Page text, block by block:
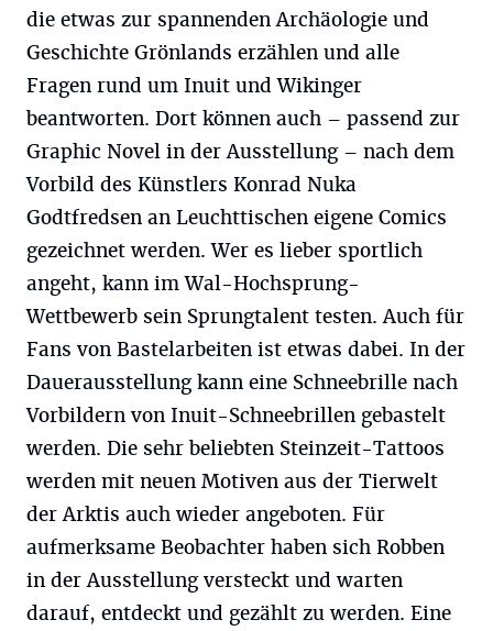
die etwas zur spannenden Archäologie und
Geschichte Grönlands erzählen und alle
Fragen rund um Inuit und Wikinger
beantworten. Dort können auch – passend zur
Graphic Novel in der Ausstellung – nach dem
Vorbild des Künstlers Konrad Nuka
Godtfredsen an Leuchttischen eigene Comics
gezeichnet werden. Wer es lieber sportlich
angeht, kann im Wal-Hochsprung-
Wettbewerb sein Sprungtalent testen. Auch für
Fans von Bastelarbeiten ist etwas dabei. In der
Dauerausstellung kann eine Schneebrille nach
Vorbildern von Inuit-Schneebrillen gebastelt
werden. Die sehr beliebten Steinzeit-Tattoos
werden mit neuen Motiven aus der Tierwelt
der Arktis auch wieder angeboten. Für
aufmerksame Beobachter haben sich Robben
in der Ausstellung versteckt und warten
darauf, entdeckt und gezählt zu werden. Eine